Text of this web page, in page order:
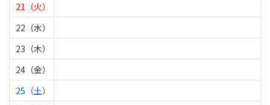
21（火）
22（水）
23（木）
24（金）
25（土）